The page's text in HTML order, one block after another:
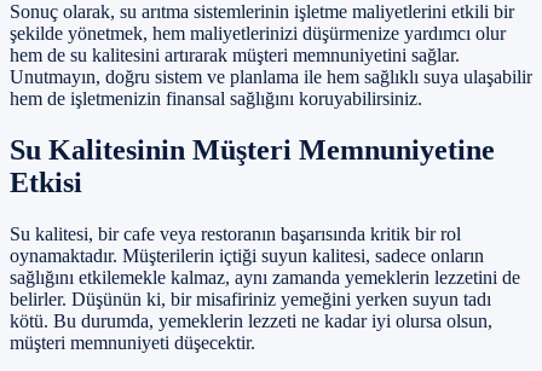
Sonuç olarak, su arıtma sistemlerinin işletme maliyetlerini etkili bir
şekilde yönetmek, hem maliyetlerinizi düşürmenize yardımcı olur
hem de su kalitesini artırarak müşteri memnuniyetini sağlar.
Unutmayın, doğru sistem ve planlama ile hem sağlıklı suya ulaşabilir
hem de işletmenizin finansal sağlığını koruyabilirsiniz.
Su Kalitesinin Müşteri Memnuniyetine
Etkisi
Su kalitesi, bir cafe veya restoranın başarısında kritik bir rol
oynamaktadır. Müşterilerin içtiği suyun kalitesi, sadece onların
sağlığını etkilemekle kalmaz, aynı zamanda yemeklerin lezzetini de
belirler. Düşünün ki, bir misafiriniz yemeğini yerken suyun tadı
kötü. Bu durumda, yemeklerin lezzeti ne kadar iyi olursa olsun,
müşteri memnuniyeti düşecektir.